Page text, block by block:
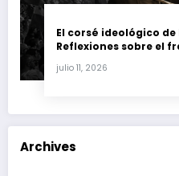
El corsé ideológico
Reflexiones sobre el
julio 11, 2026
Archives